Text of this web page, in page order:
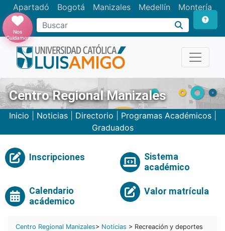
Apartadó Bogotá Manizales Medellín Montería
Nos
Cuidamos
Centro Regional Manizales
Inicio Noticias| Directorio Programas Académicos|
Graduados
Inscripciones
Sistema
académico
Calendario
acádemico
Valor matrícula
Centro Regional Manizales> Noticias > Recreación y deportes